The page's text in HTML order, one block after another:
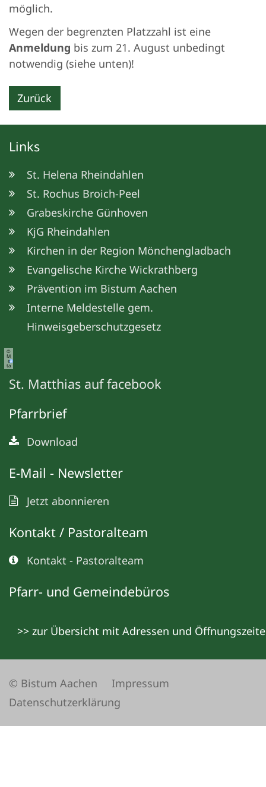
möglich.
Wegen der begrenzten Platzzahl ist eine
Anmeldung bis zum 21. August unbedingt
notwendig (siehe unten)!
Zurück
Links
St. Helena Rheindahlen
St. Rochus Broich-Peel
Grabeskirche Günhoven
KjG Rheindahlen
Kirchen in der Region Mönchengladbach
Evangelische Kirche Wickrathberg
Prävention im Bistum Aachen
Interne Meldestelle gem.
Hinweisgeberschutzgesetz
©
M
e
ta
St. Matthias auf facebook
Pfarrbrief
Download
E-Mail - Newsletter
Jetzt abonnieren
Kontakt / Pastoralteam
Kontakt - Pastoralteam
Pfarr- und Gemeindebüros
>> zur Übersicht mit Adressen und
© Bistum Aachen
Impressum
Datenschutzerklärung